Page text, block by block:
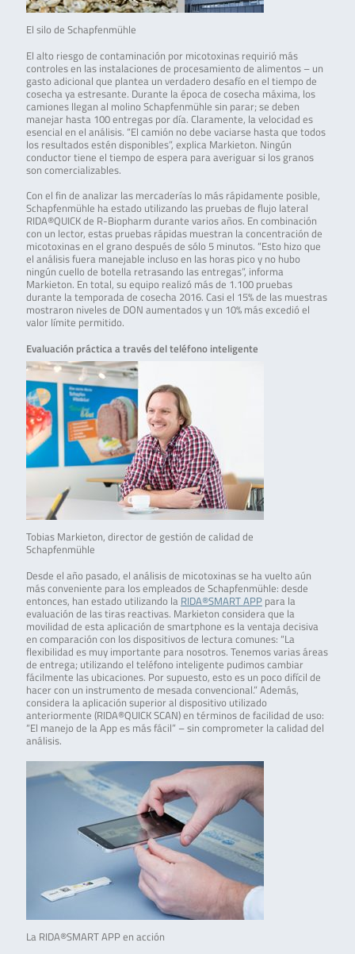
El silo de Schapfenmühle
El alto riesgo de contaminación por micotoxinas requirió más
controles en las instalaciones de procesamiento de alimentos – un
gasto adicional que plantea un verdadero desafío en el tiempo de
cosecha ya estresante. Durante la época de cosecha máxima, los
camiones llegan al molino Schapfenmühle sin parar; se deben
manejar hasta 100 entregas por día. Claramente, la velocidad es
esencial en el análisis. “El camión no debe vaciarse hasta que todos
los resultados estén disponibles”, explica Markieton. Ningún
conductor tiene el tiempo de espera para averiguar si los granos
son comercializables.
Con el fin de analizar las mercaderías lo más rápidamente posible,
Schapfenmühle ha estado utilizando las pruebas de flujo lateral
RIDA®QUICK de R-Biopharm durante varios años. En combinación
con un lector, estas pruebas rápidas muestran la concentración de
micotoxinas en el grano después de sólo 5 minutos. “Esto hizo que
el análisis fuera manejable incluso en las horas pico y no hubo
ningún cuello de botella retrasando las entregas”, informa
Markieton. En total, su equipo realizó más de 1.100 pruebas
durante la temporada de cosecha 2016. Casi el 15% de las muestras
mostraron niveles de DON aumentados y un 10% más excedió el
valor límite permitido.
Evaluación práctica a través del teléfono inteligente
Tobias Markieton, director de gestión de calidad de
Schapfenmühle
Desde el año pasado, el análisis de micotoxinas se ha vuelto aún
más conveniente para los empleados de Schapfenmühle: desde
entonces, han estado utilizando la RIDA®SMART APPpara la
evaluación de las tiras reactivas. Markieton considera que la
movilidad de esta aplicación de smartphone es la ventaja decisiva
en comparación con los dispositivos de lectura comunes: “La
flexibilidad es muy importante para nosotros. Tenemos varias áreas
de entrega; utilizando el teléfono inteligente pudimos cambiar
fácilmente las ubicaciones. Por supuesto, esto es un poco difícil de
hacer con un instrumento de mesada convencional.” Además,
considera la aplicación superior al dispositivo utilizado
anteriormente (RIDA®QUICK SCAN) en términos de facilidad de uso:
“El manejo de la App es más fácil” – sin comprometer la calidad del
análisis.
La RIDA®SMART APP en acción